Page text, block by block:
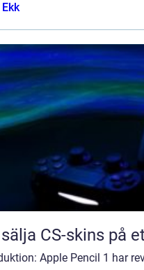
CS-skins på
Apple Pencil 1 har